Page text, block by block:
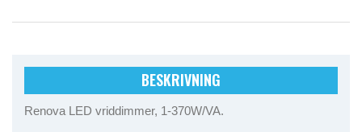
BESKRIVNING
Renova LED vriddimmer, 1-370W/VA.